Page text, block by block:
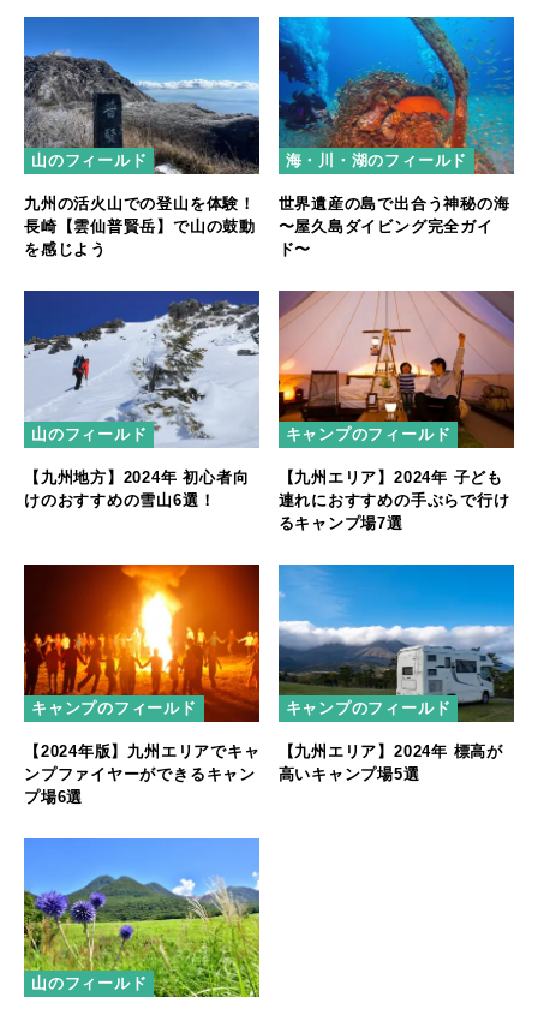
山のフィールド
九州の活火山での登山を体験！
長崎【雲仙普賢岳】で山の鼓動
を感じよう
海・川・湖のフィールド
世界遺産の島で出合う神秘の海
〜屋久島ダイビング完全ガイ
ド〜
山のフィールド
【九州地方】2024年 初心者向
けのおすすめの雪山6選！
キャンプのフィールド
【九州エリア】2024年 子ども
連れにおすすめの手ぶらで行け
るキャンプ場7選
キャンプのフィールド
【2024年版】九州エリアでキャ
ンプファイヤーができるキャン
プ場6選
キャンプのフィールド
【九州エリア】2024年 標高が
高いキャンプ場5選
山のフィールド